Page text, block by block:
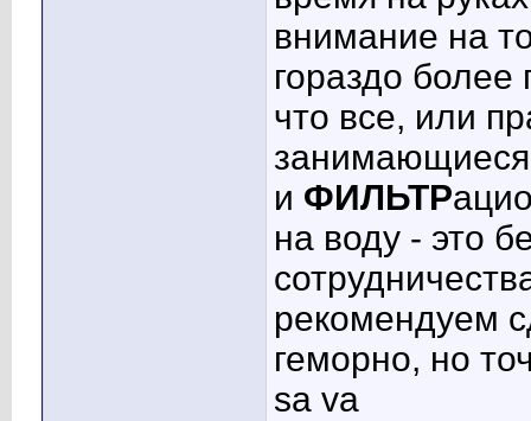
внимание на
гораздо
что все, или
и ФИЛЬТР
на воду - это
рекомендуем
геморно, но
sa va